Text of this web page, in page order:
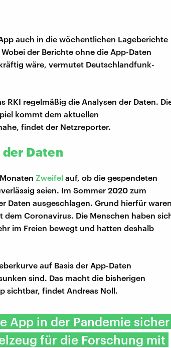
auch in die wöchentlichen Lageberichte
der Berichte ohne die App-Daten
wäre, vermutet Deutschlandfunk-
RKI regelmäßig die Analysen der Daten.
kommt dem aktuellen
findet der Netzreporter.
Daten
Zweifel auf, ob die gespendeten
seien. Im Sommer 2020 zum
Daten ausgeschlagen. Grund hierfür waren
Coronavirus. Die Menschen haben
im Freien bewegt und hatten deshalb
auf Basis der App-Daten
sind. Das macht die bisherigen
sichtbar, findet Andreas Noll.
App in der Pandemie sicher
für die Forschung mit